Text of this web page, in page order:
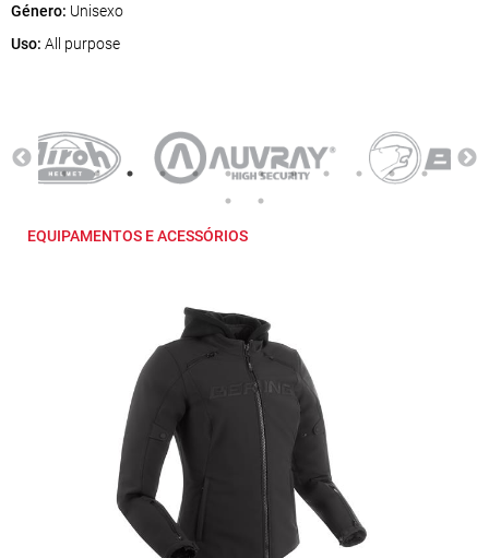
Género: Unisexo
Uso: All purpose
EQUIPAMENTOS E ACESSÓRIOS